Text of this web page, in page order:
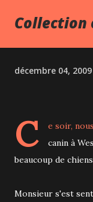
Collection
décembre 04, 2009
C
e soir,
canin à
beaucoup de
Monsieur s'est